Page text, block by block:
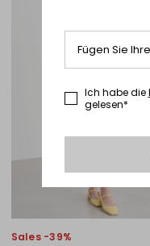
Sales -39%
Fügen Sie
Ich habe die
gelesen*